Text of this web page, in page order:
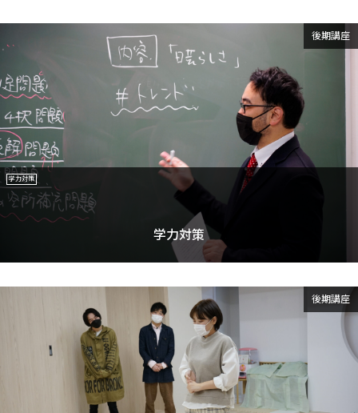
後期講座
学力対策
学力対策
後期講座